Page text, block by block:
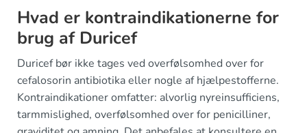
Hvad er kontraindikationerne for
brug af Duricef
Duricef bør ikke tages ved overfølsomhed over for
cefalosorin antibiotika eller nogle af hjælpestofferne.
Kontraindikationer omfatter: alvorlig nyreinsufficiens,
tarmmislighed, overfølsomhed over for penicilliner,